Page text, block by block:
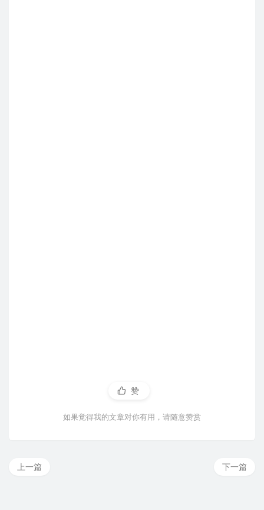
赞
如果觉得我的文章对你有用，请随意赞赏
下一篇
上一篇